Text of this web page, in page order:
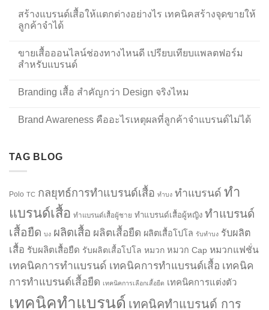
สร้างแบรนด์เสื้อให้แตกต่างอย่างไร เทคนิคสร้างจุดขายให้
ลูกค้าจำได้
ขายเสื้อออนไลน์ช่องทางไหนดี เปรียบเทียบแพลตฟอร์ม
สำหรับแบรนด์
Branding เสื้อ สำคัญกว่า Design จริงไหม
Brand Awareness คืออะไรเหตุผลที่ลูกค้าจำแบรนด์ไม่ได้
TAG BLOG
Polo TC กลยุทธ์การทำแบรนด์เสื้อ ทำบง ทำแบรนด์ ทำ
แบรนด์เสื้อ ทำแบรนด์เสื้อผู้ชาย ทำแบรนด์เสื้อผู้หญิง ทำแบรนด์
เสื้อยืด บง ผลิตเสื้อ ผลิตเสื้อยืด ผลิตเสื้อโปโล รับทำบง รับผลิต
เสื้อ รับผลิตเสื้อยืด รับผลิตเสื้อโปโล หมวก หมวก Cap หมวกแฟชั่น
เทคนิคการทำแบรนด์ เทคนิคการทำแบรนด์เสื้อ เทคนิค
การทำแบรนด์เสื้อยืด เทคนิคการเลือกเสื้อยืด เทคนิคการแต่งตัว
เทคนิคทำแบรนด์ เทคนิคทำแบรนด์ การ